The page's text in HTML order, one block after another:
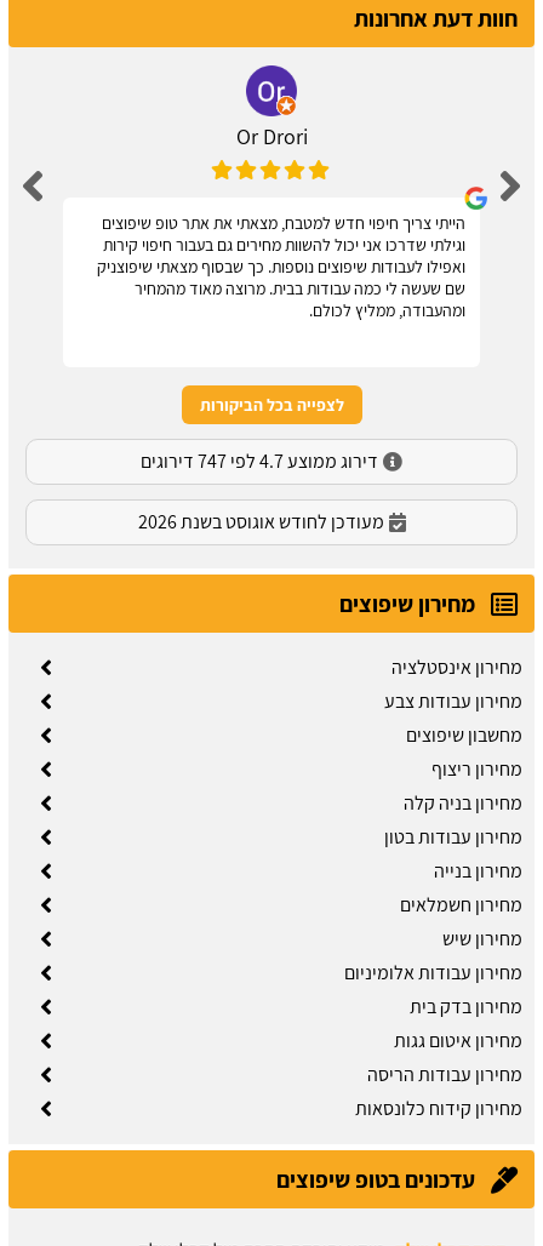
חוות דעת אחרונות
Or Drori
הייתי צריך חיפוי חדש למטבח, מצאתי את אתר טופ שיפוצים
וגילתי שדרכו אני יכול להשוות מחירים גם בעבור חיפוי קירות
ואפילו לעבודות שיפוצים נוספות. כך שבסוף מצאתי שיפוצניק
שם שעשה לי כמה עבודות בבית. מרוצה מאוד מהמחיר
ומהעבודה, ממליץ לכולם.
לצפייה בכל הביקורות
דירוג ממוצע 4.7 לפי 747 דירוגים
מעודכן לחודש אוגוסט בשנת 2026
מחירון שיפוצים
מחירון אינסטלציה
מחירון עבודות צבע
מחשבון שיפוצים
מחירון ריצוף
מחירון בניה קלה
מחירון עבודות בטון
מחירון בנייה
מחירון חשמלאים
מחירון שיש
מחירון עבודות אלומיניום
מחירון בדק בית
מחירון איטום גגות
מחירון עבודות הריסה
מחירון קידוח כלונסאות
עדכונים בטופ שיפוצים